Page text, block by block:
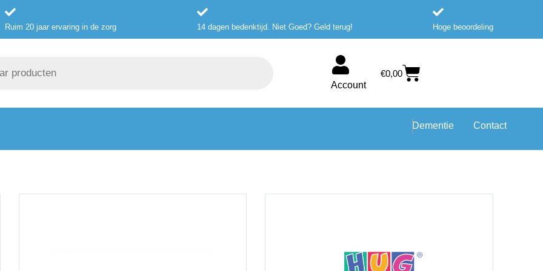
Ruim 20 jaar ervaring in de zorg 14 dagen bedenktijd. Niet Goed? Geld terug! Hoge beoordeling
Account
€0,00Winkelwagen
Dementie Contact